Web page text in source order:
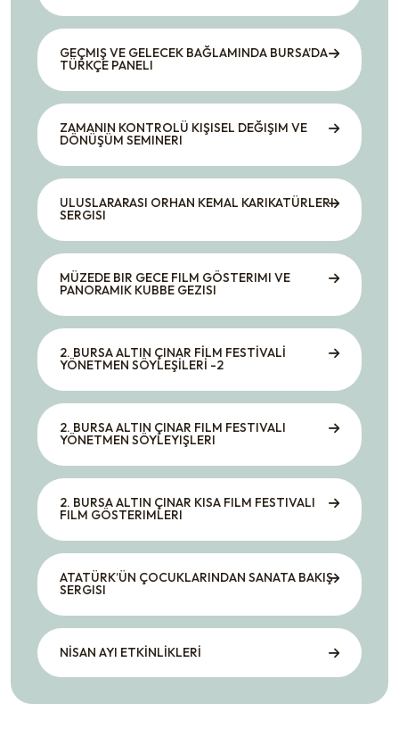
GEÇMIŞ VE GELECEK BAĞLAMINDA BURSA’DA
TÜRKÇE PANELI
ZAMANIN KONTROLÜ KIŞISEL DEĞIŞIM VE
DÖNÜŞÜM SEMINERI
ULUSLARARASI ORHAN KEMAL KARIKATÜRLERI
SERGISI
MÜZEDE BIR GECE FILM GÖSTERIMI VE
PANORAMIK KUBBE GEZISI
2. BURSA ALTIN ÇINAR FİLM FESTİVALİ
YÖNETMEN SÖYLEŞİLERİ -2
2. BURSA ALTIN ÇINAR FILM FESTIVALI
YÖNETMEN SÖYLEYIŞLERI
2. BURSA ALTIN ÇINAR KISA FILM FESTIVALI
FILM GÖSTERIMLERI
ATATÜRK’ÜN ÇOCUKLARINDAN SANATA BAKIŞ
SERGISI
NİSAN AYI ETKİNLİKLERİ